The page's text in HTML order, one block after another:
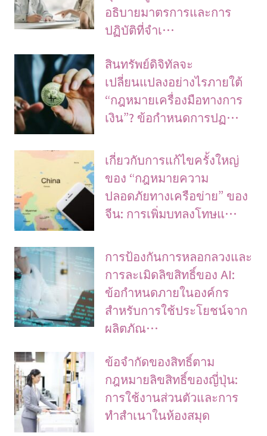
อธิบายมาตรการและการ
ปฏิบัติที่จำเ…
สินทรัพย์ดิจิทัลจะ
เปลี่ยนแปลงอย่างไรภายใต้
“กฎหมายเครื่องมือทางการ
เงิน”? ข้อกำหนดการปฏ…
เกี่ยวกับการแก้ไขครั้งใหญ่
ของ “กฎหมายความ
ปลอดภัยทางเครือข่าย” ของ
จีน: การเพิ่มบทลงโทษแ…
การป้องกันการหลอกลวงและ
การละเมิดลิขสิทธิ์ของ AI:
ข้อกำหนดภายในองค์กร
สำหรับการใช้ประโยชน์จาก
ผลิตภัณ…
ข้อจํากัดของสิทธิ์ตาม
กฎหมายลิขสิทธิ์ของญี่ปุ่น:
การใช้งานส่วนตัวและการ
ทําสําเนาในห้องสมุด